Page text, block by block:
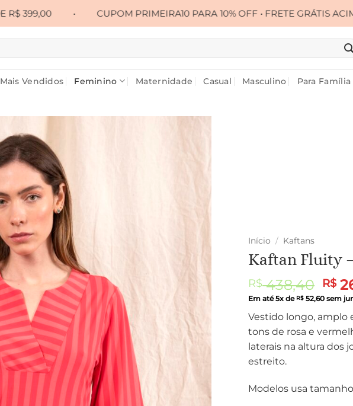
• CUPOM PRIMEIRA10 PARA 10% OFF • FRETE GRÁTIS ACIMA DE R$
Mais Vendidos Feminino Maternidade Casual Masculino Para Família
Início / Kaftans
Kaftan Fluity
R$438,40 O
era:
R$
R$
Em até5x de R$ 52,60 sem
Vestido longo, amplo
tons de rosa e
laterais na altura dos
estreito.
Modelos usa